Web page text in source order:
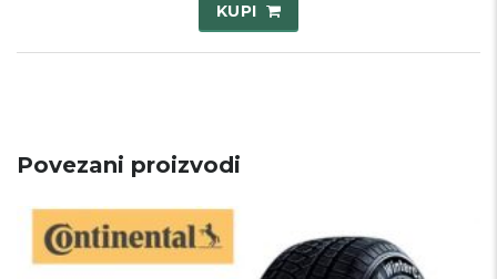
KUPI
Povezani proizvodi